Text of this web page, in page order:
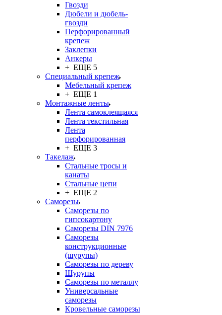
Гвозди
Дюбели и дюбель-
гвозди
Перфорированный
крепеж
Заклепки
Анкеры
+ ЕЩЕ 5
Специальный крепеж
Мебельный крепеж
+ ЕЩЕ 1
Монтажные ленты
Лента самоклеящаяся
Лента текстильная
Лента
перфорированная
+ ЕЩЕ 3
Такелаж
Стальные тросы и
канаты
Стальные цепи
+ ЕЩЕ 2
Саморезы
Саморезы по
гипсокартону
Саморезы DIN 7976
Саморезы
конструкционные
(шурупы)
Саморезы по дереву
Шурупы
Саморезы по металлу
Универсальные
саморезы
Кровельные саморезы